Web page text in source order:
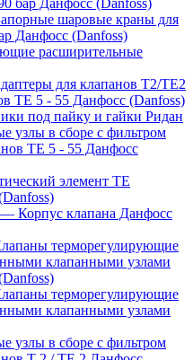
бар Данфосс (Danfoss)
шаровые краны для
Данфосс (Danfoss)
расширительные
для клапанов T2/TE2
TE 5 - 55 Данфосс (Danfoss)
под пайку и гайки Ридан
узлы в сборе с фильтром
TE 5 - 55 Данфосс
элемент TE
Корпус клапана Данфосс
терморегулирующие
клапанными узлами
терморегулирующие
клапанными узлами
узлы в сборе с фильтром